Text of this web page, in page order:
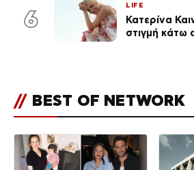
6
LIFE
Κατερίνα
στιγμή κάτω
// BEST OF NETWORK